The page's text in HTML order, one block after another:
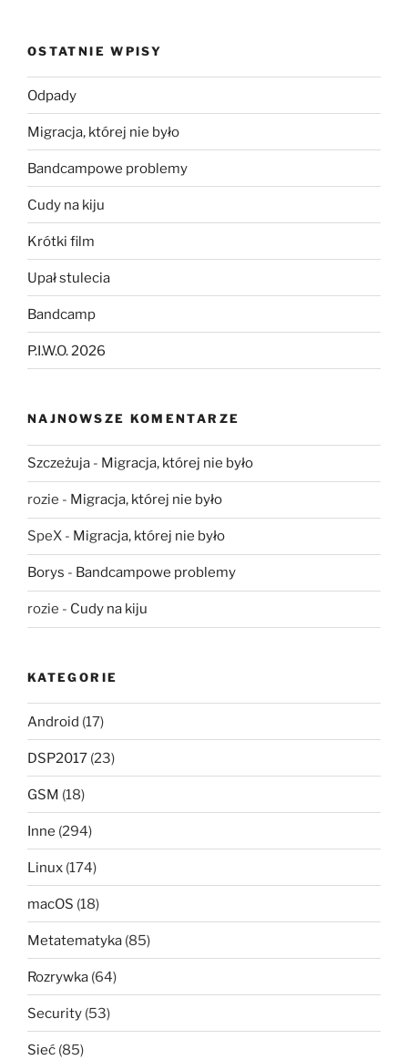
OSTATNIE WPISY
Odpady
Migracja, której nie było
Bandcampowe problemy
Cudy na kiju
Krótki film
Upał stulecia
Bandcamp
P.I.W.O. 2026
NAJNOWSZE KOMENTARZE
Szczeżuja - Migracja, której nie było
rozie - Migracja, której nie było
SpeX - Migracja, której nie było
Borys - Bandcampowe problemy
rozie - Cudy na kiju
KATEGORIE
Android (17)
DSP2017 (23)
GSM (18)
Inne (294)
Linux (174)
macOS (18)
Metatematyka (85)
Rozrywka (64)
Security (53)
Sieć (85)